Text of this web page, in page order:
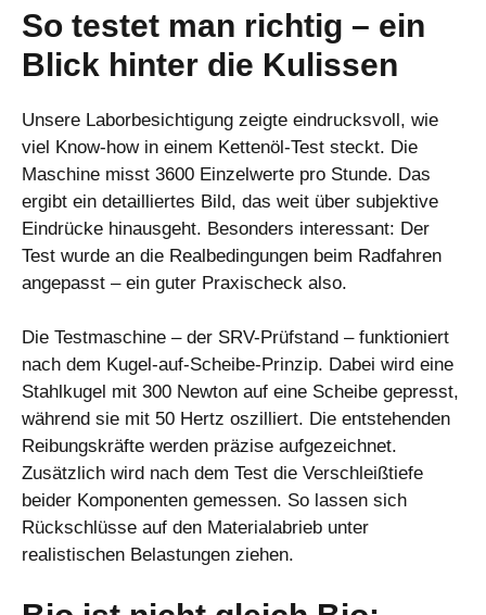
So testet man richtig – ein
Blick hinter die Kulissen
Unsere Laborbesichtigung zeigte eindrucksvoll, wie
viel Know-how in einem Kettenöl-Test steckt. Die
Maschine misst 3600 Einzelwerte pro Stunde. Das
ergibt ein detailliertes Bild, das weit über subjektive
Eindrücke hinausgeht. Besonders interessant: Der
Test wurde an die Realbedingungen beim Radfahren
angepasst – ein guter Praxischeck also.
Die Testmaschine – der SRV-Prüfstand – funktioniert
nach dem Kugel-auf-Scheibe-Prinzip. Dabei wird eine
Stahlkugel mit 300 Newton auf eine Scheibe gepresst,
während sie mit 50 Hertz oszilliert. Die entstehenden
Reibungskräfte werden präzise aufgezeichnet.
Zusätzlich wird nach dem Test die Verschleißtiefe
beider Komponenten gemessen. So lassen sich
Rückschlüsse auf den Materialabrieb unter
realistischen Belastungen ziehen.